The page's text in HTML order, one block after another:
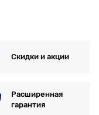
Скидки и акции
Расширенная
гарантия